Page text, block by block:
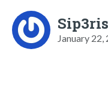
January 22,